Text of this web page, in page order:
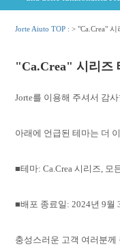
Jorte Aiuto TOP :>"Ca.Crea"
"Ca.Crea" 시리즈
Jorte를 이용해 주셔서 감사
아래에 언급된 테마는 더
■테마: Ca.Crea 시리즈, 모
■배포 종료일: 2024년 9월
충성스러운 고객 여러분께